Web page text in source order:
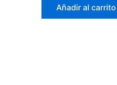
Añadir al carrito